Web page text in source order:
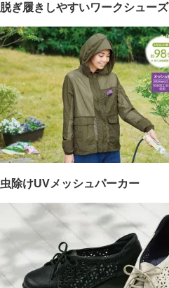
脱ぎ履きしやすいワークシューズ
虫除けUVメッシュパーカー